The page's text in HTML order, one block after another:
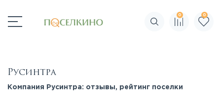
Поиск по сайту
0 0
Русинтра
Компания Русинтра: отзывы, рейтинг поселки